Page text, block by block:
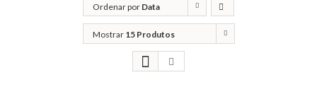
Ordenar por Data
Mostrar 15 Produtos